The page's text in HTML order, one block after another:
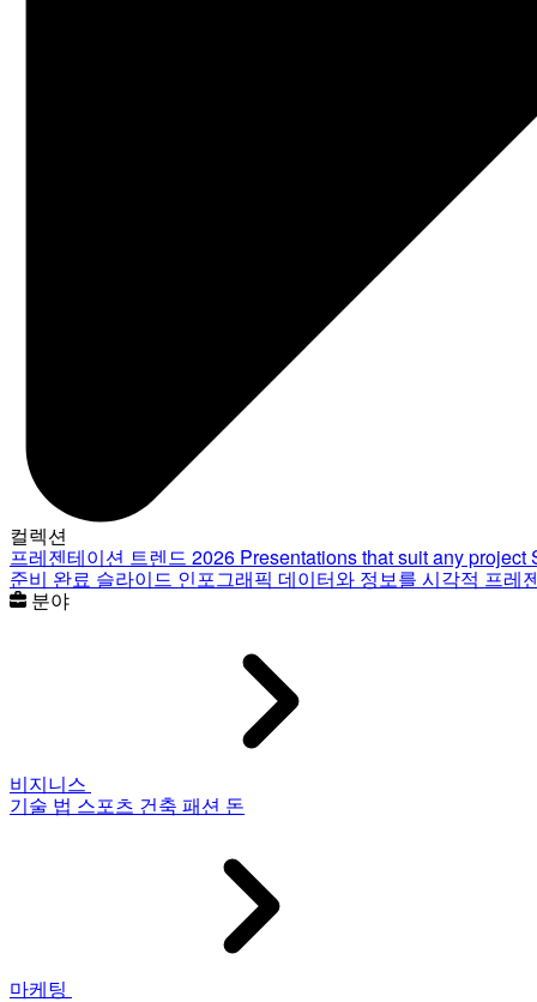
컬렉션
프레젠테이션 트렌드 2026 Presentations that suit any project
준비 완료 슬라이드 인포그래픽 데이터와 정보를 시각적 프레
분야
비지니스
기술 법 스포츠 건축 패션 돈
마케팅